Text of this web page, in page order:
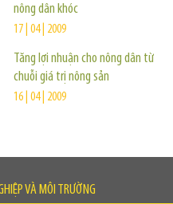
nông dân khóc
17 | 04 | 2009
Tăng lợi nhuận cho nông dân từ
chuỗi giá trị nông sản
16 | 04 | 2009
VÀ MÔI TRƯỜNG